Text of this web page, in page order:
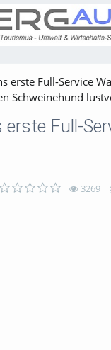
erste Full-Service
Schweinehund
3269